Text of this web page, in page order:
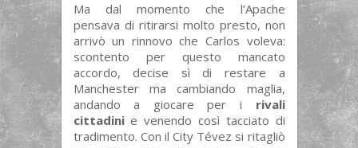
Ma dal momento che l’Apache
pensava di ritirarsi molto presto, non
arrivò un rinnovo che Carlos voleva:
scontento per questo mancato
accordo, decise sì di restare a
Manchester ma cambiando maglia,
andando a giocare per i rivali
cittadinie venendo così tacciato di
tradimento. Con il City Tévez si ritagliò